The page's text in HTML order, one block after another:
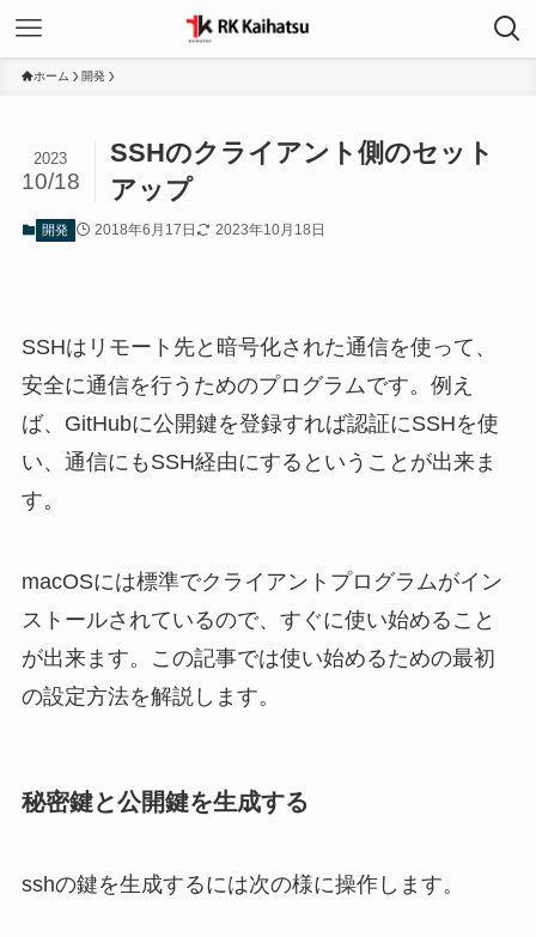
ホーム 開発
SSHのクライアント側のセット
アップ
2023
10/18
開発 2018年6月17日 2023年10月18日
SSHはリモート先と暗号化された通信を使って、
安全に通信を行うためのプログラムです。例え
ば、GitHubに公開鍵を登録すれば認証にSSHを使
い、通信にもSSH経由にするということが出来ま
す。
macOSには標準でクライアントプログラムがイン
ストールされているので、すぐに使い始めること
が出来ます。この記事では使い始めるための最初
の設定方法を解説します。
秘密鍵と公開鍵を生成する
sshの鍵を生成するには次の様に操作します。